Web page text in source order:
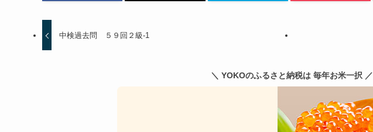
中検過去問 ５９回２級-1
＼ YOKOのふるさと納税は 毎年お米一択 ／